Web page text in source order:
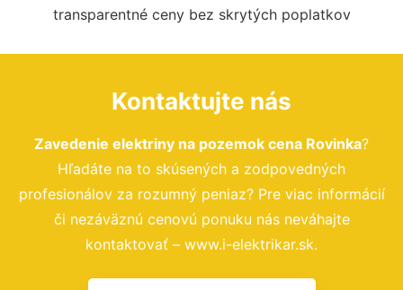
transparentné ceny bez skrytých poplatkov
Kontaktujte nás
Zavedenie elektriny na pozemok cena Rovinka?
Hľadáte na to skúsených a zodpovedných
profesionálov za rozumný peniaz? Pre viac informácií
či nezáväznú cenovú ponuku nás neváhajte
kontaktovať – www.i-elektrikar.sk.